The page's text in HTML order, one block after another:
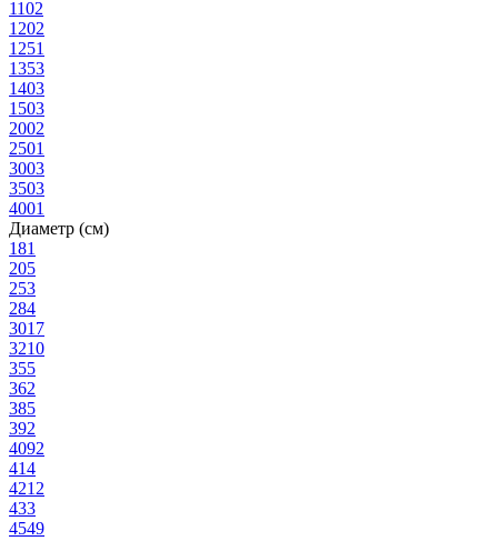
1102
1202
1251
1353
1403
1503
2002
2501
3003
3503
4001
Диаметр (см)
181
205
253
284
3017
3210
355
362
385
392
4092
414
4212
433
4549